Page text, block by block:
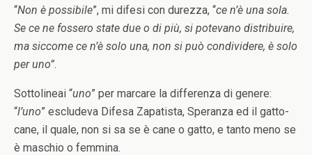
“Non è possibile”, mi difesi con durezza, “ce n’è una sola.
Se ce ne fossero state due o di più, si potevano distribuire,
ma siccome ce n’è solo una, non si può condividere, è solo
per uno”.
Sottolineai “uno” per marcare la differenza di genere:
“l’uno” escludeva Difesa Zapatista, Speranza ed il gatto-
cane, il quale, non si sa se è cane o gatto, e tanto meno se
è maschio o femmina.